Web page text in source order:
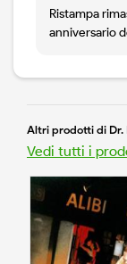
Ristampa
anniversario
Altri prodotti di Dr.
Vedi tutti i